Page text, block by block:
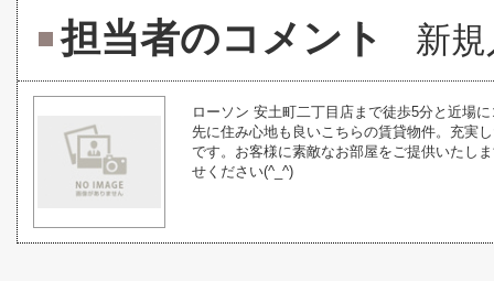
担当者のコメント 新
ローソン 安土町二丁目店まで徒歩5分と近場
先に住み心地も良いこちらの賃貸物件。充実
です。お客様に素敵なお部屋をご提供いたし
せください(^_^)